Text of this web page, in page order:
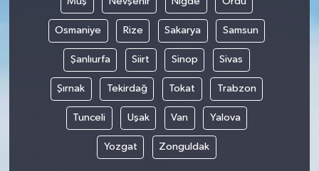
Osmaniye Rize Sakarya Samsun
Şanlıurfa Siirt Sinop Sivas
Şırnak Tekirdağ Tokat Trabzon
Tunceli Uşak Van Yalova
Yozgat Zonguldak